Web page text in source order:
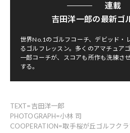
連載
吉田洋一郎の最新ゴ
世界No.1のゴルフコーチ、デビッド・
るゴルフレッスン。多くのアマチュア
一郎コーチが、スコアも所作も洗練さ
する。
TEXT=吉田洋一郎
PHOTOGRAPH=小林 司
COOPERATION=取手桜が丘ゴルフク